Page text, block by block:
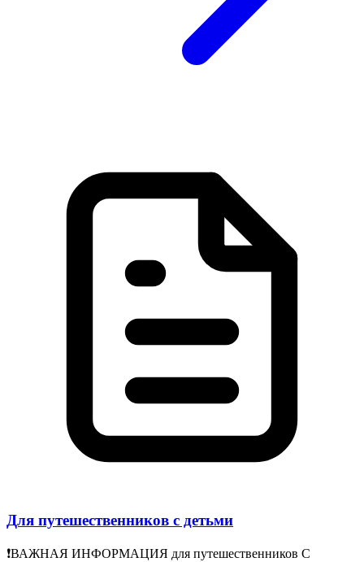
Для путешественников с детьми
❗️ВАЖНАЯ ИНФОРМАЦИЯ для путешественников С